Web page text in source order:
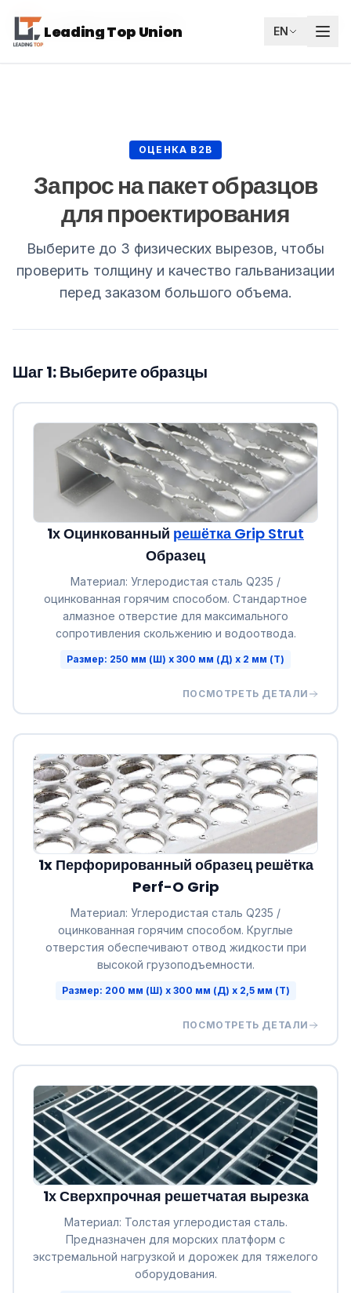
Leading Top Union RU
Leading Top Union EN
ОЦЕНКА B2B
Запрос на пакет образцов
для проектирования
Выберите до 3 физических вырезов, чтобы
проверить толщину и качество гальванизации
перед заказом большого объема.
Шаг 1: Выберите образцы
1х Оцинкованный решётка Grip Strut
Образец
Материал: Углеродистая сталь Q235 /
оцинкованная горячим способом. Стандартное
алмазное отверстие для максимального
сопротивления скольжению и водоотвода.
Размер: 250 мм (Ш) x 300 мм (Д) x 2 мм (Т)
ПОСМОТРЕТЬ ДЕТАЛИ
1x Перфорированный образец решётка
Perf-O Grip
Материал: Углеродистая сталь Q235 /
оцинкованная горячим способом. Круглые
отверстия обеспечивают отвод жидкости при
высокой грузоподъемности.
Размер: 200 мм (Ш) x 300 мм (Д) x 2,5 мм (Т)
ПОСМОТРЕТЬ ДЕТАЛИ
1х Сверхпрочная решетчатая вырезка
Материал: Толстая углеродистая сталь.
Предназначен для морских платформ с
экстремальной нагрузкой и дорожек для тяжелого
оборудования.